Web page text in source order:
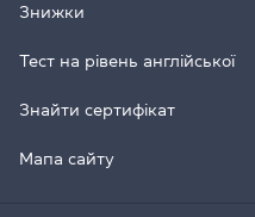
Знижки
Тест на рівень англійської
Знайти сертифікат
Мапа сайту